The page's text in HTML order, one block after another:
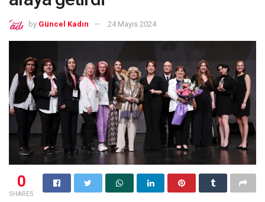
by Güncel Kadın 24 Mayıs 2024
0
SHARES